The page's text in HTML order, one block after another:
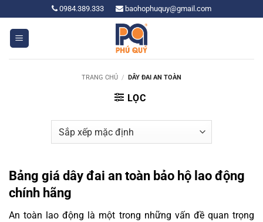
qua
dung
0984.389.333 baohophuquy@gmail.com
TRANG CHỦ / DÂY ĐAI AN TOÀN
LỌC
Bảng giá dây đai an toàn bảo hộ lao động
chính hãng
An toàn lao động là một trong những vấn đề quan trọng